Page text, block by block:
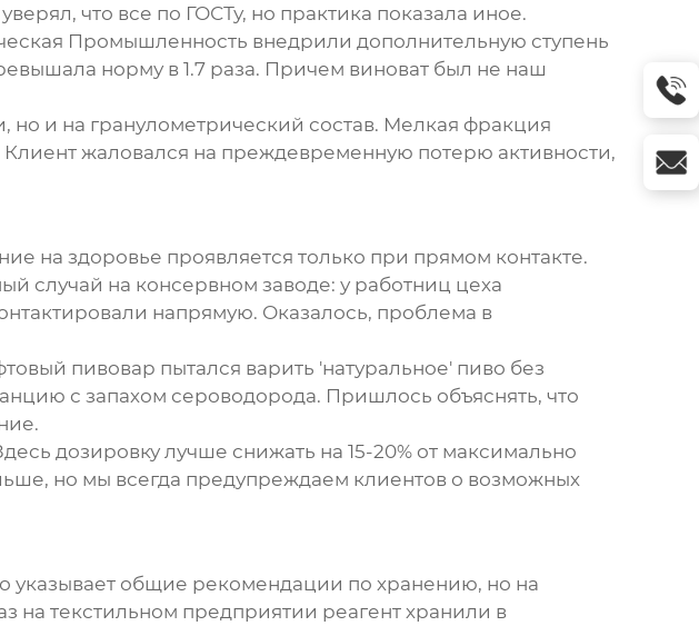
что все по ГОСТу, но практика показала иное.
Промышленность внедрили дополнительную ступень
норму в 1.7 раза. Причем виноват был не наш
но и на гранулометрический состав. Мелкая фракция
жаловался на преждевременную потерю активности,
на здоровье проявляется только при прямом контакте.
случай на консервном заводе: у работниц цеха
напрямую. Оказалось, проблема в
пивовар пытался варить 'натуральное' пиво без
с запахом сероводорода. Пришлось объяснять, что
дозировку лучше снижать на 15-20% от максимально
но мы всегда предупреждаем клиентов о возможных
указывает общие рекомендации по хранению, но на
на текстильном предприятии реагент хранили в